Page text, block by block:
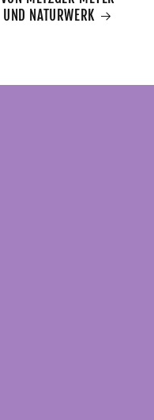
UND NATURWERK